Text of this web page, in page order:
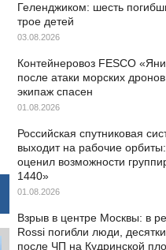
Геленджиком: шесть
трое детей
03.08.2026
Контейнеровоз FESCO
после атаки морских
экипаж спасен
01.08.2026
Российская спутниковая
выходит на рабочие
оценил возможности
1440»
01.08.2026
Взрыв в центре Москвы: в
Rossi погибли люди,
после ЧП на Кудринской